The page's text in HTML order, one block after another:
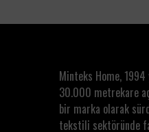
Minteks Home, 1994
30.000 metrekare
bir marka olarak
tekstili sektöründe